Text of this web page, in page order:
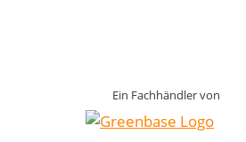
Ein Fachhändler von